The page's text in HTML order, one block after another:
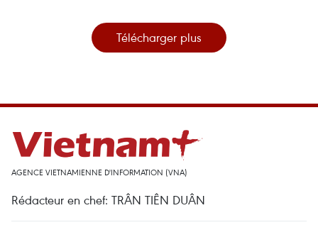
Télécharger plus
AGENCE VIETNAMIENNE D'INFORMATION (VNA)
Rédacteur en chef: TRÂN TIÊN DUÂN